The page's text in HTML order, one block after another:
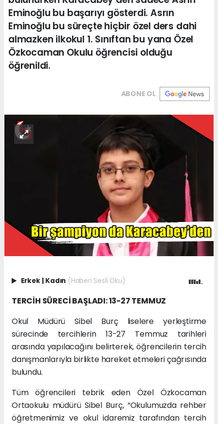
Eminoğlu bu başarıyı gösterdi. Asrın
Eminoğlu bu süreçte hiçbir özel ders dahi
almazken ilkokul 1. Sınıftan bu yana Özel
Özkocaman Okulu öğrencisi olduğu
öğrenildi.
ABONE OL
Erkek | Kadın (Haberi Sesli Oku)
TERCİH SÜRECİ BAŞLADI: 13-27 TEMMUZ
Okul Müdürü Sibel Burç liselere yerleştirme
sürecinde tercihlerin 13-27 Temmuz tarihleri
arasında yapılacağını belirterek, öğrencilerin tercih
danışmanlarıyla birlikte hareket etmeleri çağrısında
bulundu.
Tüm öğrencileri tebrik eden Özel Özkocaman
Ortaokulu müdürü Sibel Burç, “Okulumuzda rehber
öğretmenimiz ve okul idaremiz tarafından tercih